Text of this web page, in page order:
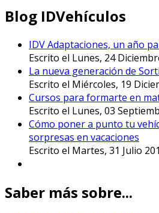
Blog IDVehículos
IDV Adaptaciones, un año
Escrito el Lunes, 24
La nueva generación de
Escrito el Miércoles, 19
Cursos para formarte en
Escrito el Lunes, 03
Cómo poner a punto tu
sorpresas en vacaciones
Escrito el Martes, 31 Julio
Saber más sobre...